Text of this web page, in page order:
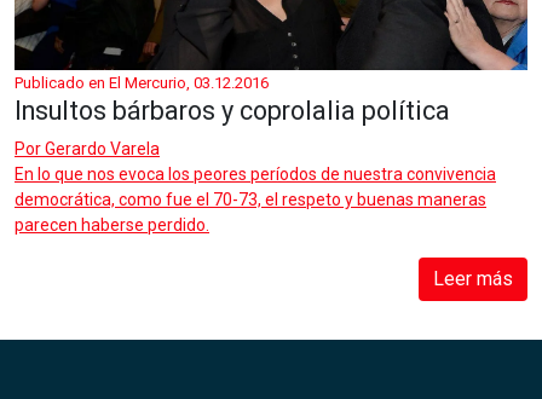
Publicado en El Mercurio, 03.12.2016
Insultos bárbaros y coprolalia política
PorGerardo Varela
En lo que nos evoca los peores períodos de nuestra convivencia
democrática, como fue el 70-73, el respeto y buenas maneras
parecen haberse perdido.
Leer más